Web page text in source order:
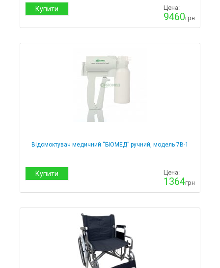
Купити Цена:
9460грн
Відсмоктувач медичний “БІОМЕД” ручний, модель 7В-1
Купити Цена:
1364грн